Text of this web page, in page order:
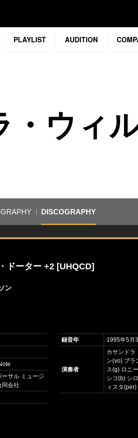
PLAYLIST AUDITION
・ウィ
DISCOGRAPHY
ドーター +2 [UHQCD]
ン
ーサル ミュージ
同会社
録音年 1995年5月
演奏者
カサンドラ
ン(vo) ブラ
ス(g) ロニ
シコ(b) シ
ィスタ(per)